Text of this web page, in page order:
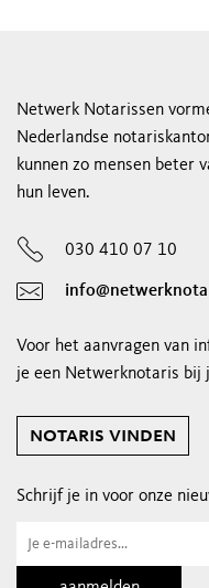
Netwerk Notarissen
Nederlandse
kunnen zo mensen beter
hun leven.
030 410 07 10
Voor het aanvragen van
je een Netwerknotaris bij
notaris vinden
Schrijf je in voor onze